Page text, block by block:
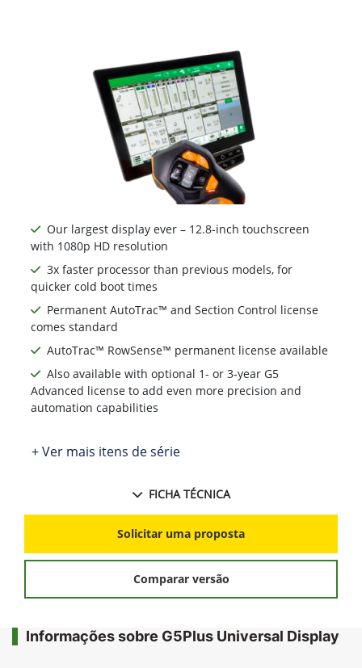
Our largest display ever – 12.8-inch touchscreen
with 1080p HD resolution
3x faster processor than previous models, for
quicker cold boot times
Permanent AutoTrac™ and Section Control license
comes standard
AutoTrac™ RowSense™ permanent license available
Also available with optional 1- or 3-year G5
Advanced license to add even more precision and
automation capabilities
+ Ver mais itens de série
FICHA TÉCNICA
Solicitar uma proposta
Comparar versão
Informações sobre G5Plus Universal Display